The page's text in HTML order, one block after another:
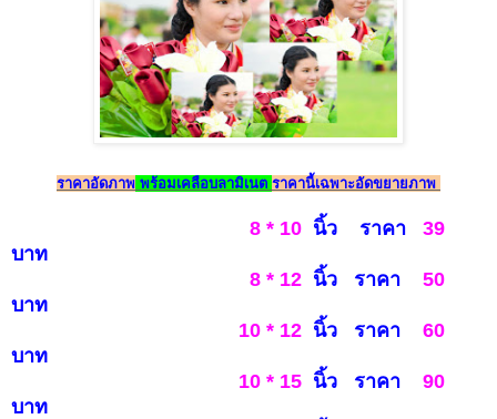
ราคาอัดภาพ พร้อมเคลือบลามิเนต ราคานี้เฉพาะอัดขยายภาพ
8 * 10 นิ้ว ราคา 39
บาท
8 * 12 นิ้ว ราคา 50
บาท
10 * 12 นิ้ว ราคา 60
บาท
10 * 15 นิ้ว ราคา 90
บาท